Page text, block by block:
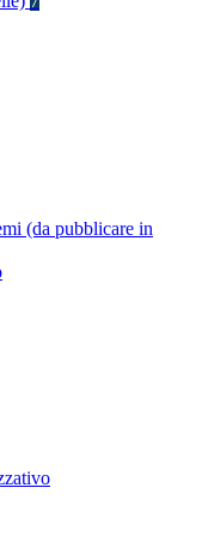
(da pubblicare in